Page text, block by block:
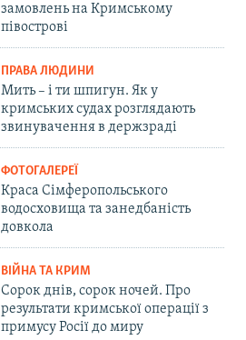
замовлень на Кримському
півострові
ПРАВА ЛЮДИНИ
Мить – і ти шпигун. Як у
кримських судах розглядають
звинувачення в держзраді
ФОТОГАЛЕРЕЇ
Краса Сімферопольського
водосховища та занедбаність
довкола
ВІЙНА ТА КРИМ
Сорок днів, сорок ночей. Про
результати кримської операції з
примусу Росії до миру